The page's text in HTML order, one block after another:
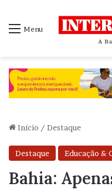
Menu
Início / Destaque
Destaque Educação &
Bahia: